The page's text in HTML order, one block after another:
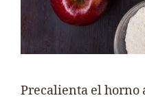
Precalienta el horno